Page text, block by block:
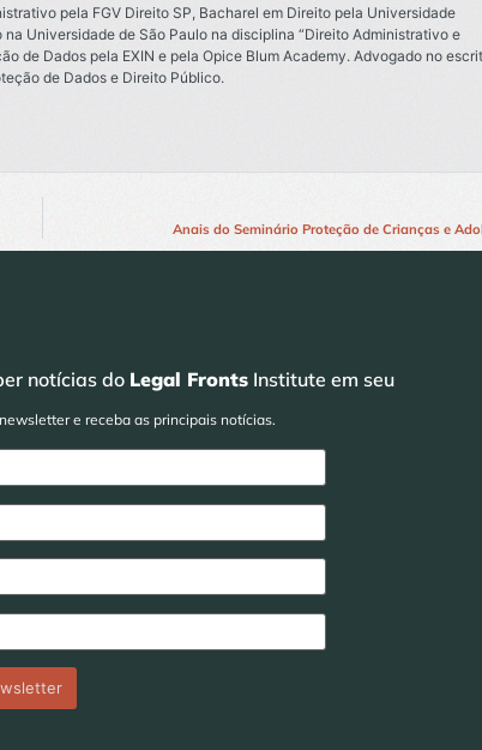
pela FGV Direito SP, Bacharel em Direito pela Universidade
Universidade de São Paulo na disciplina “Direito Administrativo e
de Dados pela EXIN e pela Opice Blum Academy. Advogado no
de Dados e Direito Público.
Anais do Seminário Proteção de Crianças e
notícias do Legal FrontsInstitute em seu
e receba as principais notícias.